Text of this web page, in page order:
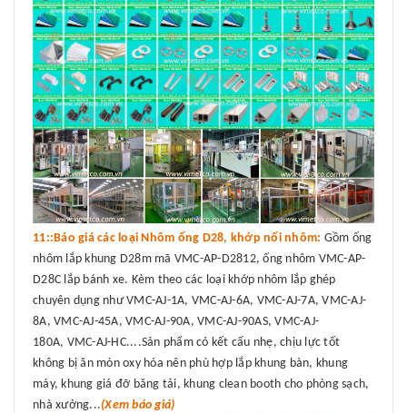
11::Báo giá các loại Nhôm ống D28, khớp nối nhôm: Gồm ống
nhôm lắp khung D28m mã VMC-AP-D2812, ống nhôm VMC-AP-
D28C lắp bánh xe. Kèm theo các loại khớp nhôm lắp ghép
chuyên dụng như VMC-AJ-1A, VMC-AJ-6A, VMC-AJ-7A, VMC-AJ-
8A, VMC-AJ-45A, VMC-AJ-90A, VMC-AJ-90AS, VMC-AJ-
180A, VMC-AJ-HC....Sản phẩm có kết cấu nhẹ, chịu lực tốt
không bị ăn mòn oxy hóa nên phù hợp lắp khung bàn, khung
máy, khung giá đỡ băng tải, khung clean booth cho phòng sạch,
nhà xưởng...(Xem báo giá)